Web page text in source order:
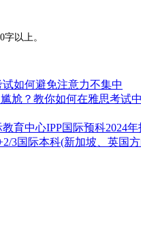
以上。
如何避免注意力不集中
尴尬？教你如何在雅思考试
教育中心IPP国际预科2024
3国际本科(新加坡、英国